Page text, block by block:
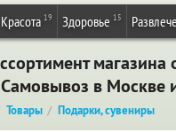
Красота 19 Здоровье 15
Самовывоз в Москве
Товары Подарки, сувениры